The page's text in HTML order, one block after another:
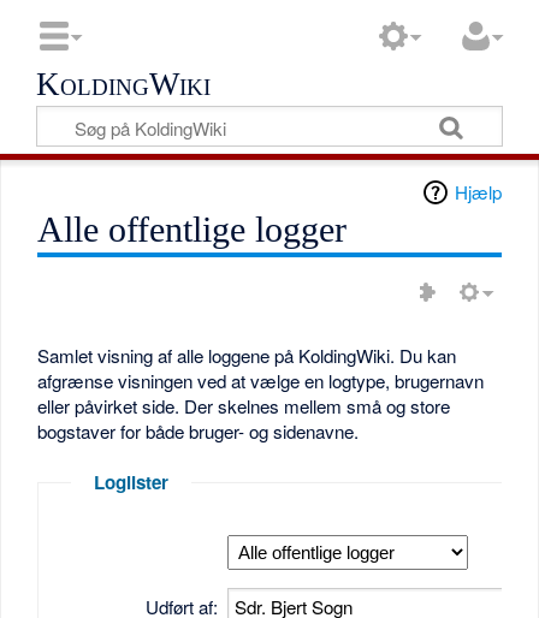
KoldingWiki
Hjælp
Alle offentlige logger
Samlet visning af alle loggene på KoldingWiki. Du kan
afgrænse visningen ved at vælge en logtype, brugernavn
eller påvirket side. Der skelnes mellem små og store
bogstaver for både bruger- og sidenavne.
Loglister
Udført af: